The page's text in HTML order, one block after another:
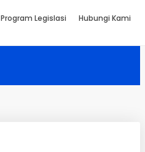
Program Legislasi Hubungi Kami